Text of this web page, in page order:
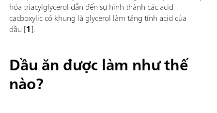
hóa triacylglycerol dẫn đến sự hình thành các acid
cacboxylic có khung là glycerol làm tăng tính acid của
dầu [1].
Dầu ăn được làm như thế
nào?